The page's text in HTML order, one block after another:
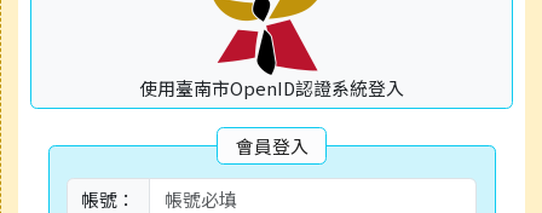
使用臺南市OpenID認證系統登入
會員登入
帳號：